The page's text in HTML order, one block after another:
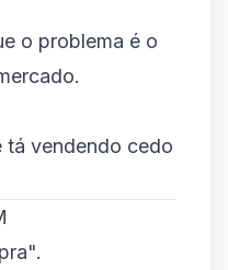
o problema é o
tá vendendo cedo